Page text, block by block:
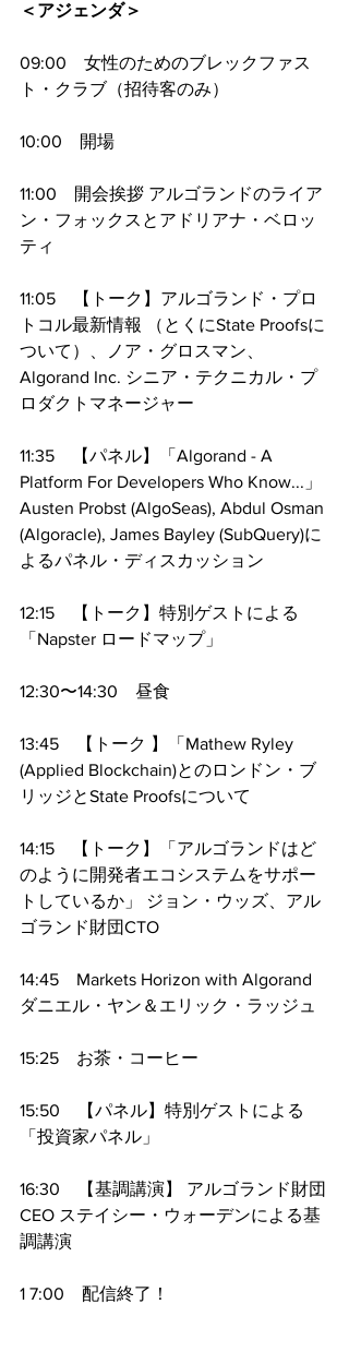
＜アジェンダ＞
09:00　女性のためのブレックファス
ト・クラブ（招待客のみ）
10:00　開場
11:00　開会挨拶 アルゴランドのライア
ン・フォックスとアドリアナ・ベロッ
ティ
11:05　【トーク】アルゴランド・プロ
トコル最新情報 （とくにState Proofsに
ついて）、ノア・グロスマン、
Algorand Inc. シニア・テクニカル・プ
ロダクトマネージャー
11:35　【パネル】「Algorand - A
Platform For Developers Who Know...」
Austen Probst (AlgoSeas), Abdul Osman
(Algoracle), James Bayley (SubQuery)に
よるパネル・ディスカッション
12:15　【トーク】特別ゲストによる
「Napster ロードマップ」
12:30〜14:30　昼食
13:45　【トーク 】「Mathew Ryley
(Applied Blockchain)とのロンドン・ブ
リッジとState Proofsについて
14:15　【トーク】「アルゴランドはど
のように開発者エコシステムをサポー
トしているか」 ジョン・ウッズ、アル
ゴランド財団CTO
14:45　Markets Horizon with Algorand
ダニエル・ヤン＆エリック・ラッジュ
15:25　お茶・コーヒー
15:50　【パネル】特別ゲストによる
「投資家パネル」
16:30　【基調講演】 アルゴランド財団
CEO ステイシー・ウォーデンによる基
調講演
1 7:00　配信終了！